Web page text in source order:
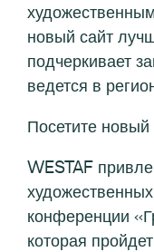
новый сайт
подчеркивает
ведется в
Посетите новый
WESTAF
конференции
которая